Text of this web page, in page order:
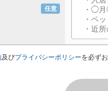
任意
及びプライバシーポリシーを必ず